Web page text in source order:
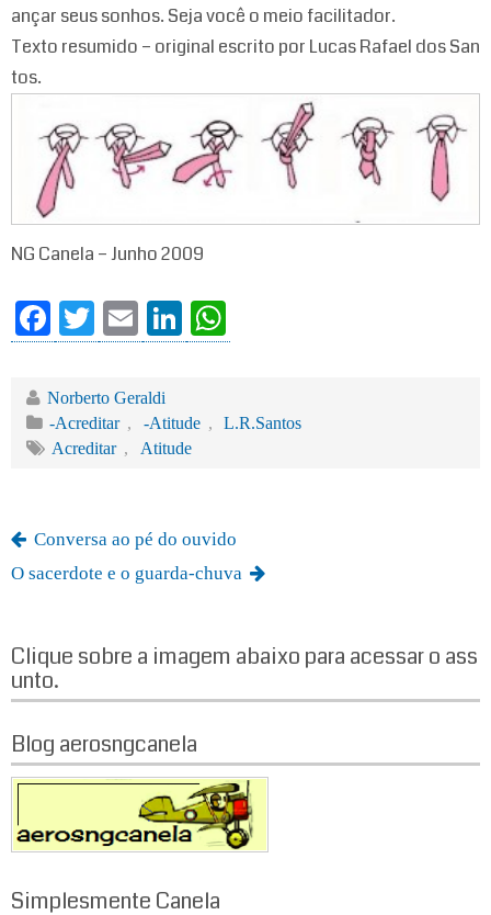
ançar seus sonhos. Seja você o meio facilitador.
Texto resumido – original escrito por Lucas Rafael dos San
tos.
NG Canela – Junho 2009
Fa
ce
bo
ok
T
wi
tte
r
E
m
ail
Li
nk
In
ha
A
Norberto Geraldi
-Acreditar , -Atitude ,
L.R.Santos
Acreditar , Atitude
Conversa ao pé do ouvido
O sacerdote e o guarda-chuva
Clique sobre a imagem abaixo para acessar o ass
unto.
Blog aerosngcanela
Simplesmente Canela